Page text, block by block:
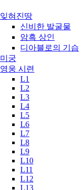
잊혀진땅
신비한 발굴물
암흑 상인
디아블로의 기습
미궁
영웅 시련
L1
L2
L3
L4
L5
L6
L7
L8
L9
L10
L11
L12
L13